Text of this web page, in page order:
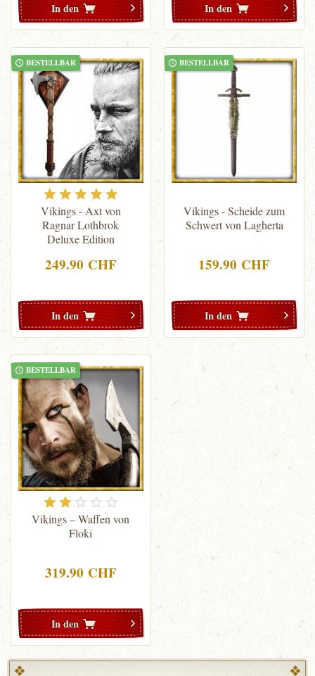
In den In den
BESTELLBAR
Vikings - Axt von
Ragnar Lothbrok
Deluxe Edition
249.90 CHF
In den
BESTELLBAR
Vikings - Scheide zum
Schwert von Lagherta
159.90 CHF
In den
BESTELLBAR
Vikings – Waffen von
Floki
319.90 CHF
In den